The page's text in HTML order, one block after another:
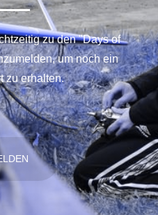
zu den "Days of
um noch ein
zu erhalten.